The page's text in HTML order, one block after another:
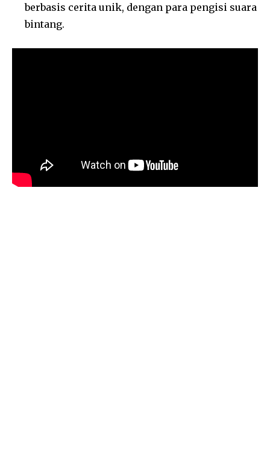
berbasis cerita unik, dengan para pengisi suara
bintang.